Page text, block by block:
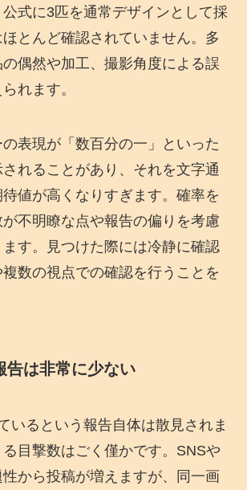
式に3匹を通常デザインとして採
とんど確認されていません。多
の偶然や加工、撮影角度による誤
れます。
表現が「数百分の一」といった
れることがあり、それを文字通
値が高くなりすぎます。確率を
不明瞭な点や報告の偏りを考慮
す。見つけた際には冷静に確認
数の視点での確認を行うことを
告は非常に少ない
いるという報告自体は散見されま
目撃数はごく僅かです。SNSや
から投稿が増えますが、同一画